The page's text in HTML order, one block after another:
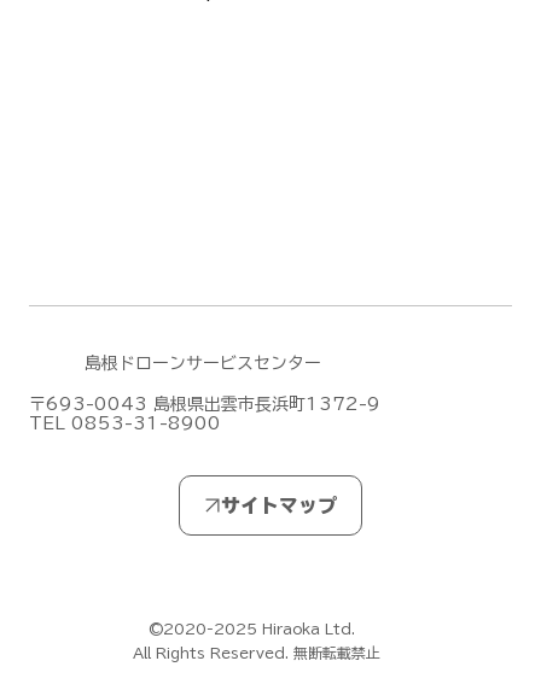
©2020-2025 Hiraoka Ltd.
All Rights Reserved. 無断転載禁止
島根ドローンサービスセンター
〒693-0043 島根県出雲市長浜町1372-9
TEL 0853-31-8900